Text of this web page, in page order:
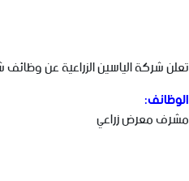
تعلن شركة الياسين الزراعية عن
الوظائف:
مشرف معرض زراعي